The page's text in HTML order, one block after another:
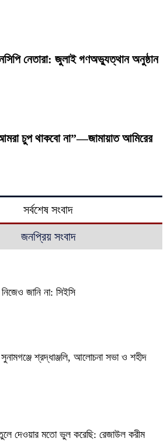
নেতারা: জুলাই গণঅভ্যুত্থান অনুষ্ঠান
আমরা চুপ থাকবো না”—জামায়াত আমিরের
সর্বশেষ সংবাদ
জনপ্রিয় সংবাদ
জানি না: সিইসি
শ্রদ্ধাঞ্জলি, আলোচনা সভা ও শহীদ
দেওয়ার মতো ভুল করেছি: রেজাউল করীম